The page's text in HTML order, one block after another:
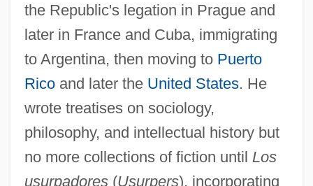
the Republic's legation in Prague and
later in France and Cuba, immigrating
to Argentina, then moving to Puerto
Ricoand later the United States. He
wrote treatises on sociology,
philosophy, and intellectual history but
no more collections of fiction until Los
usurpadores(Usurpers), incorporating